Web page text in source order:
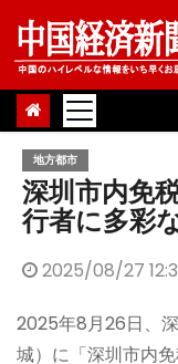
Skip
content
地方都市
深圳市内免
行者に多彩
2025/08/27
2025年8月26日、
城）に「深圳市内